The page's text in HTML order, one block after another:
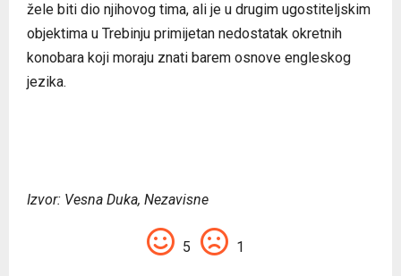
žele biti dio njihovog tima, ali je u drugim ugostiteljskim
objektima u Trebinju primijetan nedostatak okretnih
konobara koji moraju znati barem osnove engleskog
jezika.
Izvor: Vesna Duka, Nezavisne
5 1